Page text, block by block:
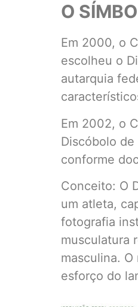
O
Em 2000, o
escolheu o
autarquia
Em 2002, o
Discóbolo
conforme
Conceito: O
um atleta,
fotografia
musculatura
masculina.
esforço do